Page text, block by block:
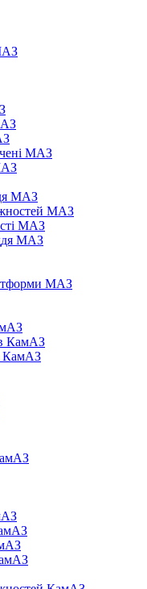
МАЗ
МАЗ
МАЗ
МАЗ
МАЗ
МАЗ
КамАЗ
КамАЗ